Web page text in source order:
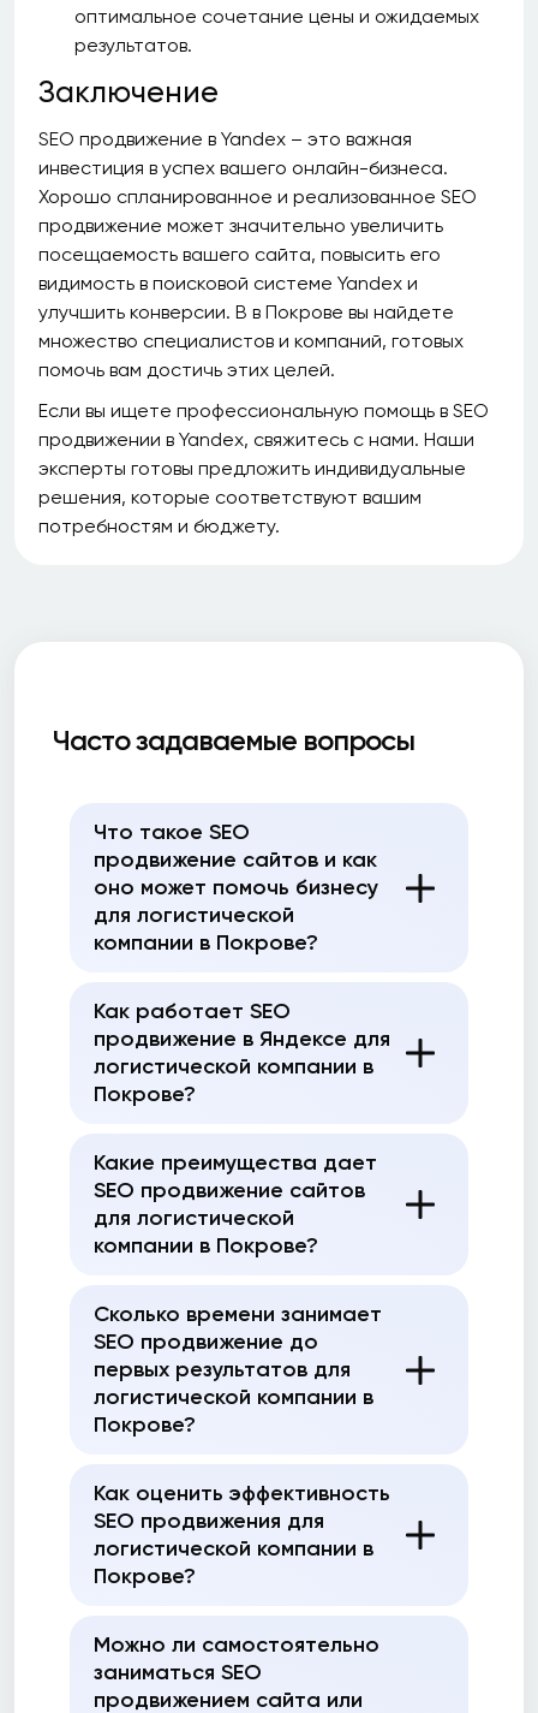
оптимальное сочетание цены и ожидаемых
результатов.
Заключение
SEO продвижение в Yandex – это важная
инвестиция в успех вашего онлайн-бизнеса.
Хорошо спланированное и реализованное SEO
продвижение может значительно увеличить
посещаемость вашего сайта, повысить его
видимость в поисковой системе Yandex и
улучшить конверсии. В в Покрове вы найдете
множество специалистов и компаний, готовых
помочь вам достичь этих целей.
Если вы ищете профессиональную помощь в SEO
продвижении в Yandex, свяжитесь с нами. Наши
эксперты готовы предложить индивидуальные
решения, которые соответствуют вашим
потребностям и бюджету.
Часто задаваемые вопросы
Что такое SEO
продвижение сайтов и как
оно может помочь бизнесу
для логистической
компании в Покрове?
Как работает SEO
продвижение в Яндексе для
логистической компании в
Покрове?
Какие преимущества дает
SEO продвижение сайтов
для логистической
компании в Покрове?
Сколько времени занимает
SEO продвижение до
первых результатов для
логистической компании в
Покрове?
Как оценить эффективность
SEO продвижения для
логистической компании в
Покрове?
Можно ли самостоятельно
заниматься SEO
продвижением сайта или